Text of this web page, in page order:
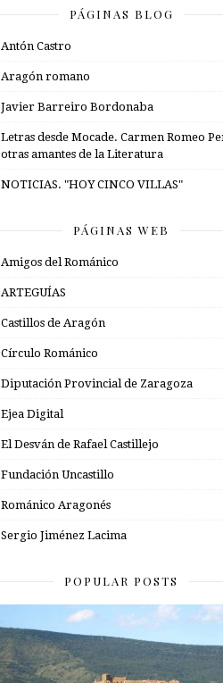
PÁGINAS BLOG
Antón Castro
Aragón romano
Javier Barreiro Bordonaba
Letras desde Mocade. Carmen Romeo
otras amantes de la Literatura
NOTICIAS. "HOY CINCO VILLAS"
PÁGINAS WEB
Amigos del Románico
ARTEGUÍAS
Castillos de Aragón
Círculo Románico
Diputación Provincial de Zaragoza
Ejea Digital
El Desván de Rafael Castillejo
Fundación Uncastillo
Románico Aragonés
Sergio Jiménez Lacima
POPULAR POSTS